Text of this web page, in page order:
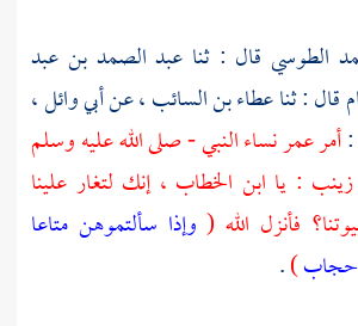
الطوسي قال : ثنا عبد الصمد بن عبد
قال : ثناعطاء بن السائب ،عنأبي وائل ،
:أمرعمرنساء النبي - صلى الله عليه وسلم
زينب : يا ابن الخطاب ،إنك لتغار علينا
فأنزل الله ( وإذا سألتموهن متاعا
حجاب)
.